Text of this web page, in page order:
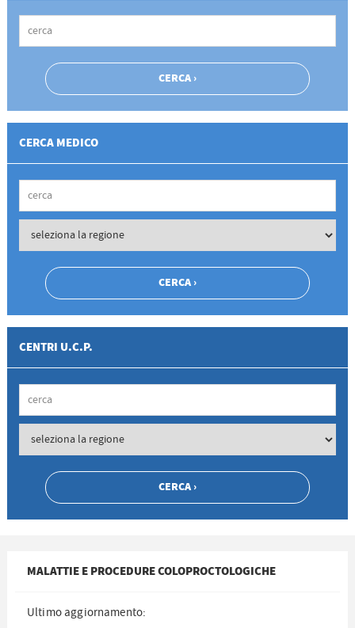
CERCA MEDICO
CENTRI U.C.P.
MALATTIE E PROCEDURE COLOPROCTOLOGICHE
Ultimo aggiornamento: